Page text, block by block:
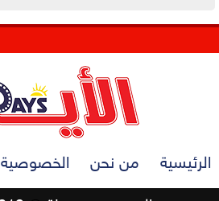
الرئيسية من نحن الخصوصية